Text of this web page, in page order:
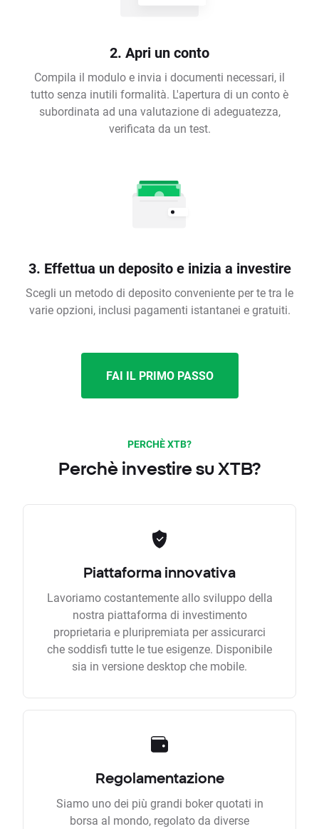
2. Apri un conto
Compila il modulo e invia i documenti necessari, il
tutto senza inutili formalità. L'apertura di un conto è
subordinata ad una valutazione di adeguatezza,
verificata da un test.
3. Effettua un deposito e inizia a investire
Scegli un metodo di deposito conveniente per te tra le
varie opzioni, inclusi pagamenti istantanei e gratuiti.
FAI IL PRIMO PASSO
PERCHÈ XTB?
Perchè investire su XTB?
Piattaforma innovativa
Lavoriamo costantemente allo sviluppo della
nostra piattaforma di investimento
proprietaria e pluripremiata per assicurarci
che soddisfi tutte le tue esigenze. Disponibile
sia in versione desktop che mobile.
Regolamentazione
Siamo uno dei più grandi boker quotati in
borsa al mondo, regolato da diverse